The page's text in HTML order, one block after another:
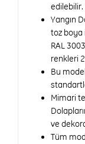
edilebilir.
Yangın
toz boya
RAL
renkleri
Bu
Mimari
ve
Tüm